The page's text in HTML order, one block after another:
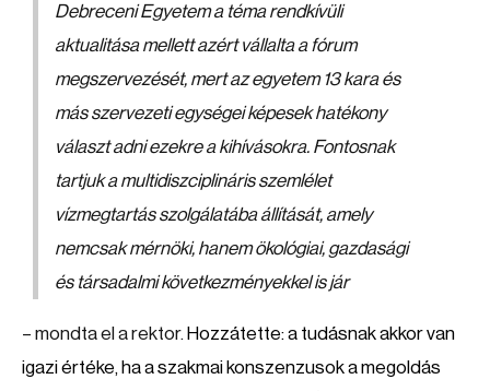
Debreceni Egyetem a téma rendkívüli
aktualitása mellett azért vállalta a fórum
megszervezését, mert az egyetem 13 kara és
más szervezeti egységei képesek hatékony
választ adni ezekre a kihívásokra. Fontosnak
tartjuk a multidiszciplináris szemlélet
vízmegtartás szolgálatába állítását, amely
nemcsak mérnöki, hanem ökológiai, gazdasági
és társadalmi következményekkel is jár
– mondta el a rektor. Hozzátette: a tudásnak akkor van
igazi értéke, ha a szakmai konszenzusok a megoldás